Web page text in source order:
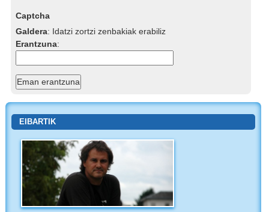
Captcha
Galdera: Idatzi zortzi zenbakiak erabiliz
Erantzuna:
EIBARTIK